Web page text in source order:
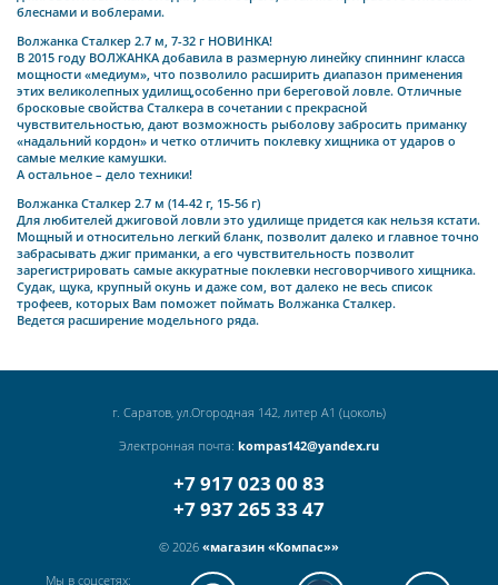
блеснами и воблерами.
Волжанка Сталкер 2.7 м, 7-32 г НОВИНКА!
В 2015 году ВОЛЖАНКА добавила в размерную линейку спиннинг класса
мощности «медиум», что позволило расширить диапазон применения
этих великолепных удилищ,особенно при береговой ловле. Отличные
бросковые свойства Сталкера в сочетании с прекрасной
чувствительностью, дают возможность рыболову забросить приманку
«надальний кордон» и четко отличить поклевку хищника от ударов о
самые мелкие камушки.
А остальное – дело техники!
Волжанка Сталкер 2.7 м (14-42 г, 15-56 г)
Для любителей джиговой ловли это удилище придется как нельзя кстати.
Мощный и относительно легкий бланк, позволит далеко и главное точно
забрасывать джиг приманки, а его чувствительность позволит
зарегистрировать самые аккуратные поклевки несговорчивого хищника.
Судак, щука, крупный окунь и даже сом, вот далеко не весь список
трофеев, которых Вам поможет поймать Волжанка Сталкер.
Ведется расширение модельного ряда.
г. Саратов, ул.Огородная 142, литер А1 (цоколь)
Электронная почта: kompas142@yandex.ru
+7 917 023 00 83
+7 937 265 33 47
© 2026 «магазин «Компас»»
Мы в соцсетях: